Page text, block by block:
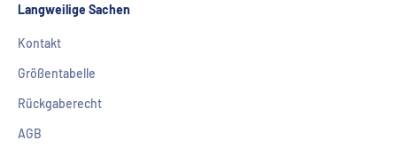
Langweilige Sachen
Kontakt
Größentabelle
Rückgaberecht
AGB